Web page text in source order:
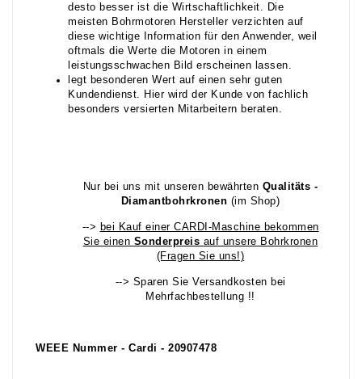
desto besser ist die Wirtschaftlichkeit. Die
meisten Bohrmotoren Hersteller verzichten auf
diese wichtige Information für den Anwender, weil
oftmals die Werte die Motoren in einem
leistungsschwachen Bild erscheinen lassen.
legt besonderen Wert auf einen sehr guten
Kundendienst. Hier wird der Kunde von fachlich
besonders versierten Mitarbeitern beraten.
Nur bei uns mit unseren bewährten Qualitäts -
Diamantbohrkronen (im Shop)
--> bei Kauf einer CARDI-Maschine bekommen
Sie einen Sonderpreis auf unsere Bohrkronen
(Fragen Sie uns!)
--> Sparen Sie Versandkosten bei
Mehrfachbestellung !!
WEEE Nummer - Cardi - 20907478